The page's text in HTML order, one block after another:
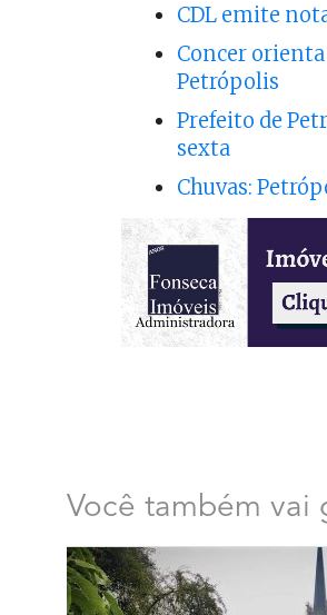
CDL emite
Concer
Petrópolis
Prefeito de
sexta
Chuvas:
Você também vai